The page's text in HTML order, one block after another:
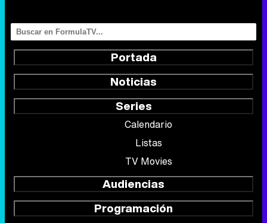
Portada
Noticias
Series
Calendario
Listas
TV Movies
Audiencias
Programación